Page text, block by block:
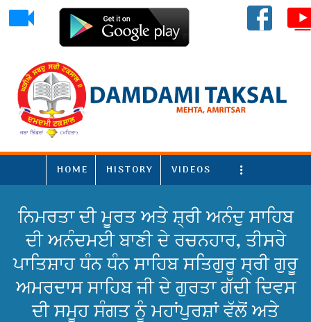
HOME HISTORY VIDEOS More
ਨਿਮਰਤਾ ਦੀ ਮੂਰਤ ਅਤੇ ਸ਼੍ਰੀ ਅਨੰਦੁ ਸਾਹਿਬ
ਦੀ ਅਨੰਦਮਈ ਬਾਣੀ ਦੇ ਰਚਨਹਾਰ, ਤੀਸਰੇ
ਪਾਤਿਸ਼ਾਹ ਧੰਨ ਧੰਨ ਸਾਹਿਬ ਸਤਿਗੁਰੂ ਸ੍ਰੀ ਗੁਰੂ
ਅਮਰਦਾਸ ਸਾਹਿਬ ਜੀ ਦੇ ਗੁਰਤਾ ਗੱਦੀ ਦਿਵਸ
ਦੀ ਸਮੂਹ ਸੰਗਤ ਨੂੰ ਮਹਾਂਪੁਰਸ਼ਾਂ ਵੱਲੋਂ ਅਤੇ